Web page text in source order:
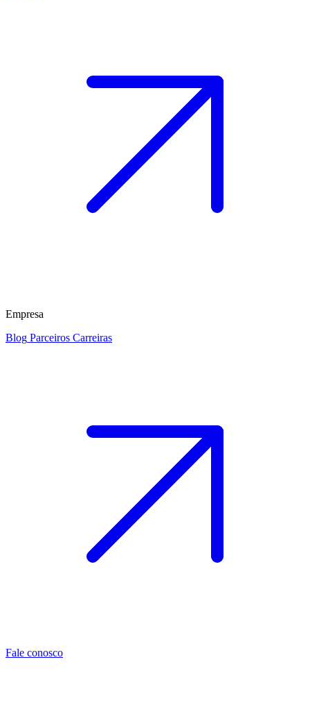
Empresa
Blog Parceiros Carreiras
Fale conosco